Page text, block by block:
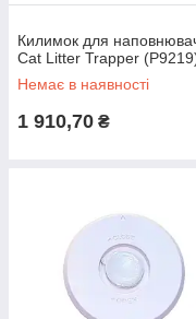
Килимок для
Cat Litter Trapper
Немає в наявності
1 910,70 ₴